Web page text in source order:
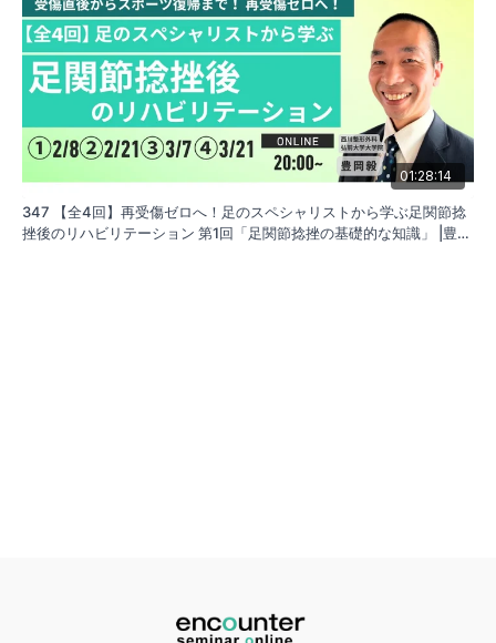
01:28:14
347 【全4回】再受傷ゼロへ！足のスペシャリストから学ぶ足関節捻
挫後のリハビリテーション 第1回「足関節捻挫の基礎的な知識」 |豊岡